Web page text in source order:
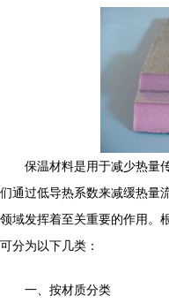
保温材料是用于减少热量
们通过低导热系数来减缓热量
领域发挥着至关重要的作用。
可分为以下几类：
一、按材质分类